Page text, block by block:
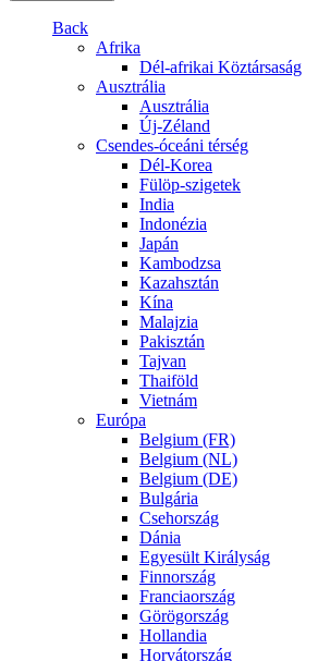
Back
Afrika
Dél-afrikai Köztársaság
Ausztrália
Ausztrália
Új-Zéland
Csendes-óceáni térség
Dél-Korea
Fülöp-szigetek
India
Indonézia
Japán
Kambodzsa
Kazahsztán
Kína
Malajzia
Pakisztán
Tajvan
Thaiföld
Vietnám
Európa
Belgium (FR)
Belgium (NL)
Belgium (DE)
Bulgária
Csehország
Dánia
Egyesült Királyság
Finnország
Franciaország
Görögország
Hollandia
Horvátország